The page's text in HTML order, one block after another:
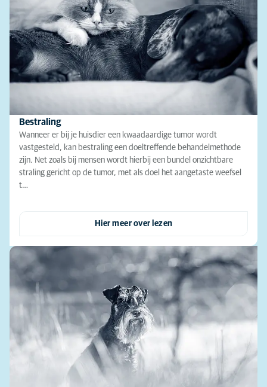
Bestraling
Wanneer er bij je huisdier een kwaadaardige tumor wordt
vastgesteld, kan bestraling een doeltreffende behandelmethode
zijn. Net zoals bij mensen wordt hierbij een bundel onzichtbare
straling gericht op de tumor, met als doel het aangetaste weefsel
t…
Hier meer over lezen